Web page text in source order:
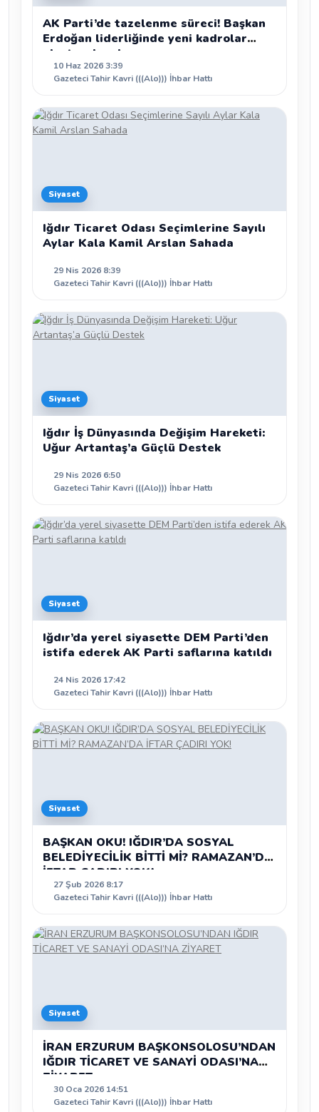
AK Parti’de tazelenme süreci! Başkan
Erdoğan liderliğinde yeni kadrolar
oluşturulacak
10 Haz 2026 3:39
Gazeteci Tahir Kavri (((Alo))) İhbar Hattı
Siyaset
Iğdır Ticaret Odası Seçimlerine Sayılı
Aylar Kala Kamil Arslan Sahada
29 Nis 2026 8:39
Gazeteci Tahir Kavri (((Alo))) İhbar Hattı
Siyaset
Iğdır İş Dünyasında Değişim Hareketi:
Uğur Artantaş’a Güçlü Destek
29 Nis 2026 6:50
Gazeteci Tahir Kavri (((Alo))) İhbar Hattı
Siyaset
Iğdır’da yerel siyasette DEM Parti’den
istifa ederek AK Parti saflarına katıldı
24 Nis 2026 17:42
Gazeteci Tahir Kavri (((Alo))) İhbar Hattı
Siyaset
BAŞKAN OKU! IĞDIR’DA SOSYAL
BELEDİYECİLİK BİTTİ Mİ? RAMAZAN’DA
İFTAR ÇADIRI YOK!
27 Şub 2026 8:17
Gazeteci Tahir Kavri (((Alo))) İhbar Hattı
Siyaset
İRAN ERZURUM BAŞKONSOLOSU’NDAN
IĞDIR TİCARET VE SANAYİ ODASI’NA
ZİYARET
30 Oca 2026 14:51
Gazeteci Tahir Kavri (((Alo))) İhbar Hattı